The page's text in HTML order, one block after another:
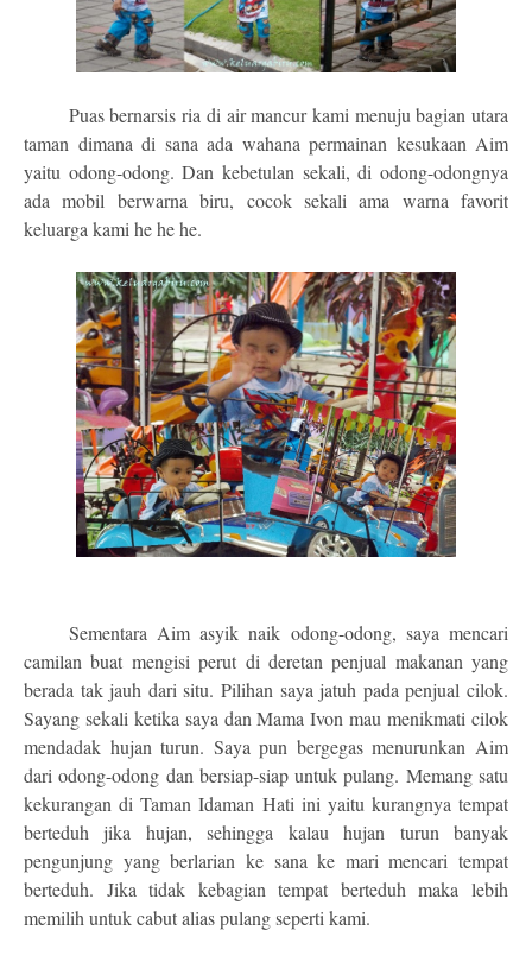
Puas bernarsis ria di air mancur kami menuju bagian utara
taman dimana di sana ada wahana permainan kesukaan Aim
yaitu odong-odong. Dan kebetulan sekali, di odong-odongnya
ada mobil berwarna biru, cocok sekali ama warna favorit
keluarga kami he he he.
Sementara Aim asyik naik odong-odong, saya mencari
camilan buat mengisi perut di deretan penjual makanan yang
berada tak jauh dari situ. Pilihan saya jatuh pada penjual cilok.
Sayang sekali ketika saya dan Mama Ivon mau menikmati cilok
mendadak hujan turun. Saya pun bergegas menurunkan Aim
dari odong-odong dan bersiap-siap untuk pulang. Memang satu
kekurangan di Taman Idaman Hati ini yaitu kurangnya tempat
berteduh jika hujan, sehingga kalau hujan turun banyak
pengunjung yang berlarian ke sana ke mari mencari tempat
berteduh. Jika tidak kebagian tempat berteduh maka lebih
memilih untuk cabut alias pulang seperti kami.